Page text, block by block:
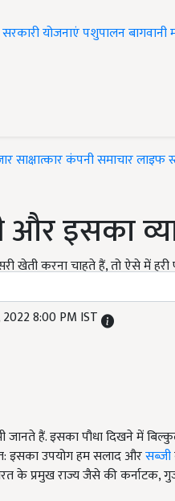
सरकारी योजनाएंपशुपालनबागवानी
साक्षात्कारकंपनी समाचारलाइफ
इसका
खेती करना चाहते हैं, तो ऐसे में
8:00 PM IST
हैं. इसका पौधा दिखने में
इसका उपयोग हम सलाद औरसब्जी
के प्रमुख राज्य जैसे की कर्नाटक,